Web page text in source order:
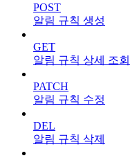
POST
알림 규칙 생성
GET
알림 규칙 상세 조회
PATCH
알림 규칙 수정
DEL
알림 규칙 삭제